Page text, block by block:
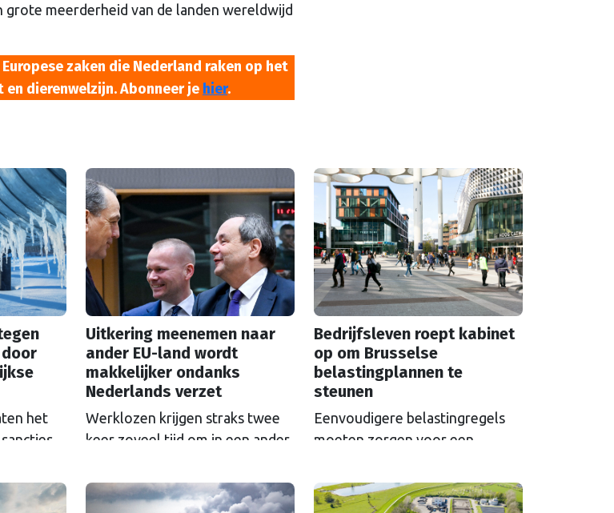
grote meerderheid van de landen wereldwijd
zaken die Nederland raken op het
dierenwelzijn. Abonneer je hier.
het
Uitkering meenemen naar
ander EU-land wordt
makkelijker ondanks
Nederlands verzet
Werklozen krijgen straks twee
keer zoveel tijd om in een ander
oude uitkering. Tien jaar
touwtrekken ging daaraan
Bedrijfsleven roept kabinet
op om Brusselse
belastingplannen te
steunen
Eenvoudigere belastingregels
moeten zorgen voor een
euro, stelt de Europese
Commissie. Maar de voorstellen